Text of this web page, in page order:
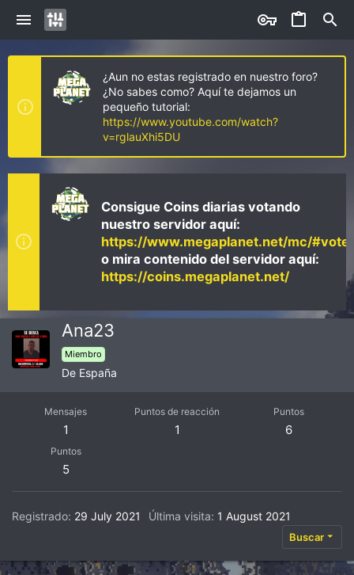
¿Aun no estas registrado en nuestro foro?
¿No sabes como? Aquí te dejamos un
pequeño tutorial:
https://www.youtube.com/watch?
v=rglauXhi5DU
Consigue Coins diarias votando
nuestro servidor aquí:
https://www.megaplanet.net/mc/#vote
o mira contenido del servidor aquí:
https://coins.megaplanet.net/
Ana23
Miembro
De España
Mensajes
1
Puntos de reacción
1
Puntos
6
Puntos
5
Registrado 29 July 2021 Última visita 1 August 2021
Buscar